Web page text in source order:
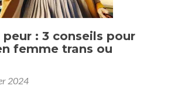
peur : 3 conseils pour
femme trans ou
2024